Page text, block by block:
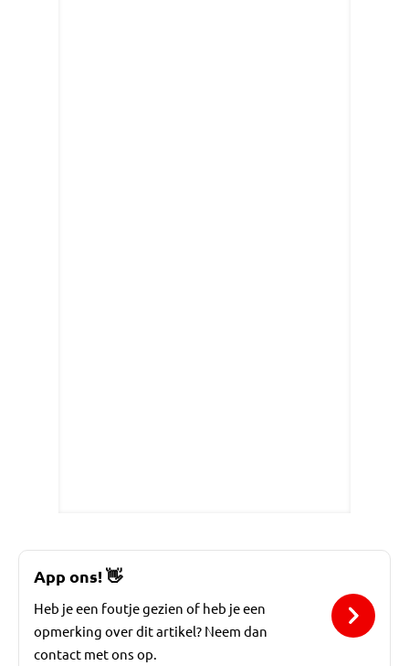
App ons!👋
Heb je een foutje gezien of heb je een
opmerking over dit artikel? Neem dan
contact met ons op.